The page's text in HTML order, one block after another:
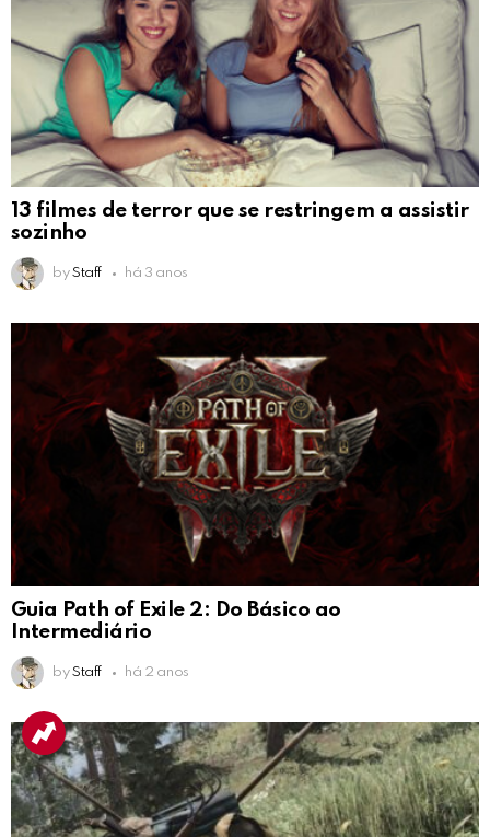
13 filmes de terror que se restringem a assistir
sozinho
by Staff há 3 anos
Guia Path of Exile 2: Do Básico ao
Intermediário
by Staff há 2 anos